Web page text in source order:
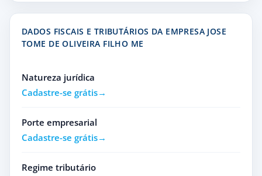
DADOS FISCAIS E TRIBUTÁRIOS DA EMPRESA JOSE
TOME DE OLIVEIRA FILHO ME
Natureza jurídica
Cadastre-se grátis
Porte empresarial
Cadastre-se grátis
Regime tributário